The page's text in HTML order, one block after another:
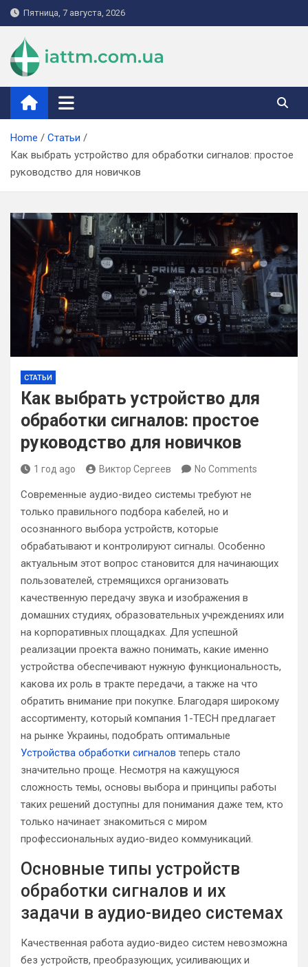
Skip
to
content
Пятница, 7 августа, 2026
iattm.com.ua
Home
Статьи
Как выбрать устройство для обработки сигналов: простое
руководство для новичков
СТАТЬИ
Как выбрать устройство для
обработки сигналов: простое
руководство для новичков
1 год ago Виктор Сергеев No Comments
Современные аудио-видео системы требуют не
только правильного подбора кабелей, но и
осознанного выбора устройств, которые
обрабатывают и контролируют сигналы. Особенно
актуальным этот вопрос становится для начинающих
пользователей, стремящихся организовать
качественную передачу звука и изображения в
домашних студиях, образовательных учреждениях или
на корпоративных площадках. Для успешной
реализации проекта важно понимать, какие именно
устройства обеспечивают нужную функциональность,
какова их роль в тракте передачи, а также на что
обратить внимание при покупке. Благодаря широкому
ассортименту, который компания 1-TECH предлагает
на рынке Украины, подобрать оптимальные
Устройства обработки сигналов теперь стало
значительно проще. Несмотря на кажущуюся
сложность темы, основы выбора и принципы работы
таких решений доступны для понимания даже тем, кто
только начинает знакомиться с миром
профессиональных аудио-видео коммуникаций.
Основные типы устройств
обработки сигналов и их
задачи в аудио-видео системах
Качественная работа аудио-видео систем невозможна
без устройств, преобразующих, усиливающих и